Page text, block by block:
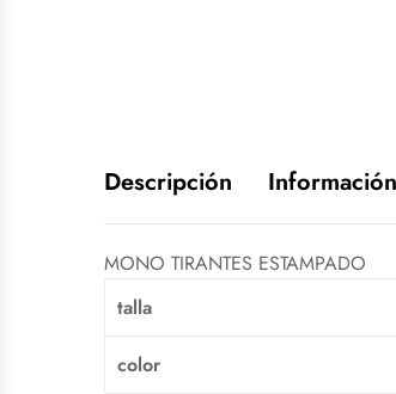
Descripción
MONO TIRANTES ESTAMPADO
talla
color